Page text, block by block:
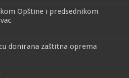
Opštine i predsednikom
donirana zaštitna oprema